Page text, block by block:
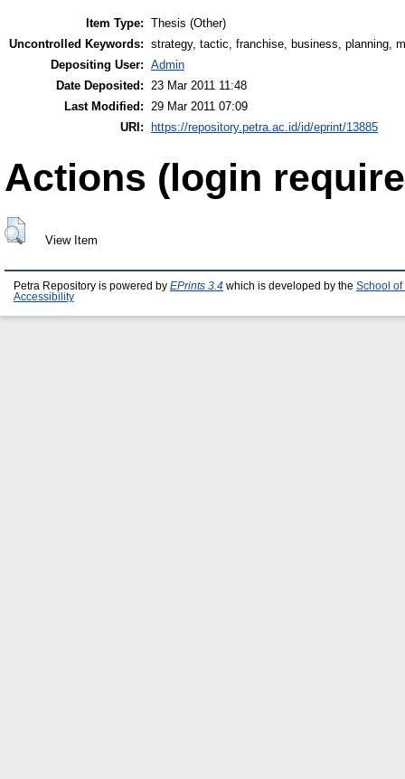
Item Type: Thesis (Other)
Uncontrolled Keywords: strategy, tactic, franchise, business, planning,
Depositing User: Admin
Date Deposited:
23 Mar 2011 11:48
Last Modified:
29 Mar 2011 07:09
URI: https://repository.petra.ac.id/id/eprint/13885
Actions (login
View Item
Petra Repository is powered by EPrints 3.4 which is developed by the School of
Accessibility